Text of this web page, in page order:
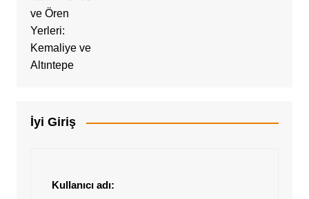
İyi Giriş
Kullanıcı adı: